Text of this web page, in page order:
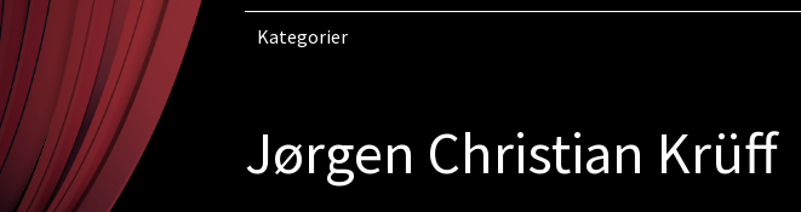
Kategorier
Jørgen Christian Krüff